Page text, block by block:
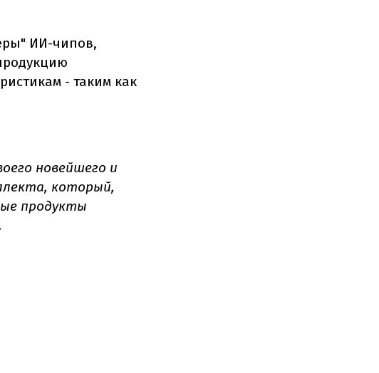
ИИ-чипов,
- таким как
новейшего и
который,
продукты